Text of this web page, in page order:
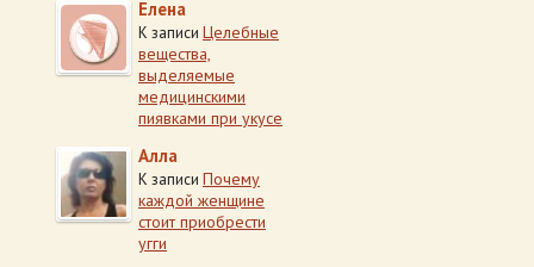
Елена
К записи Целебные
вещества,
выделяемые
медицинскими
пиявками при укусе
Алла
К записи Почему
каждой женщине
стоит приобрести
угги